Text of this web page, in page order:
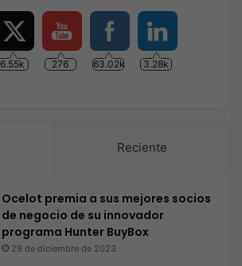
6.55k 276 63.02k 3.28k
Reciente
Ocelot premia a sus mejores socios
de negocio de su innovador
programa Hunter BuyBox
29 de diciembre de 2023